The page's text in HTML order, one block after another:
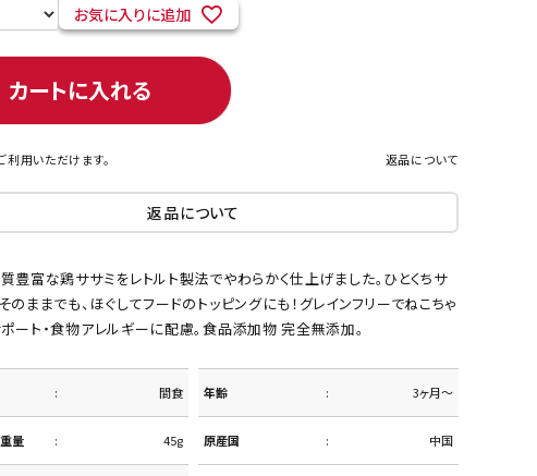
お気に入りに追加
カートに入れる
利用いただけます。 返品について
返品について
豊富な鶏ササミをレトルト製法でやわらかく仕上げました。ひとくちサ
のままでも、ほぐしてフードのトッピングにも！グレインフリーでねこちゃ
ート・食物アレルギーに配慮。食品添加物 完全無添加。
間食 年齢 3ヶ月～
量 45g 原産国 中国